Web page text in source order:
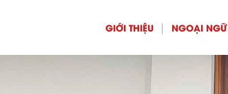
GIỚI THIỆU NGOẠI NGỮ